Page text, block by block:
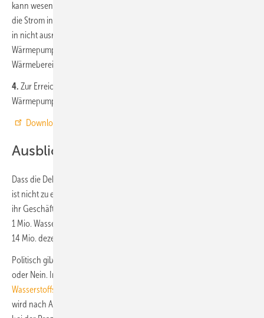
kann wesentlich effizienter in Backup-Kraftwerken eingesetzt werden,
die Strom in den Zeiten produzieren, in denen erneuerbare Energien
in nicht ausreichendem Umfang zur Verfügung stehen. Mithilfe von
Wärmepumpen wird Strom so wesentlich effizienter zur
Wärmebereitstellung eingesetzt.
4. Zur Erreichung der Klimaziele im Gebäudesektor sollten daher
Wärmepumpen als zentrale Technologie gefördert werden.
Download der Kurzstudie der Prognos AG
Ausblick
Dass die Debatte um Wasserstoff-Heizungen damit schon zu Ende ist,
ist nicht zu erwarten, denn für die Gas-Wirtschaft geht es um einen für
ihr Geschäftsmodell wichtigen Markt. Und sie kämpft auch nicht um
1 Mio. Wasserstoff-Heizungen, sondern um einen größeren Anteil der
14 Mio. dezentralen Wärmeerzeuger.
Politisch gibt es zu Wasserstoff im Wärmemarkt bisher kein klares Ja
oder Nein. In der von der GroKo verabschiedeten
Wasserstoffstrategie
wird nach Ausschöpfen der Effizienz- und Elektrifizierungspotenziale